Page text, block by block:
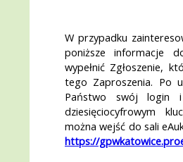
W przypadku
poniższe informacje
wypełnić Zgłoszenie,
tego Zaproszenia. Po
Państwo swój login i
dziesięciocyfrowym
można wejść do sali
https://